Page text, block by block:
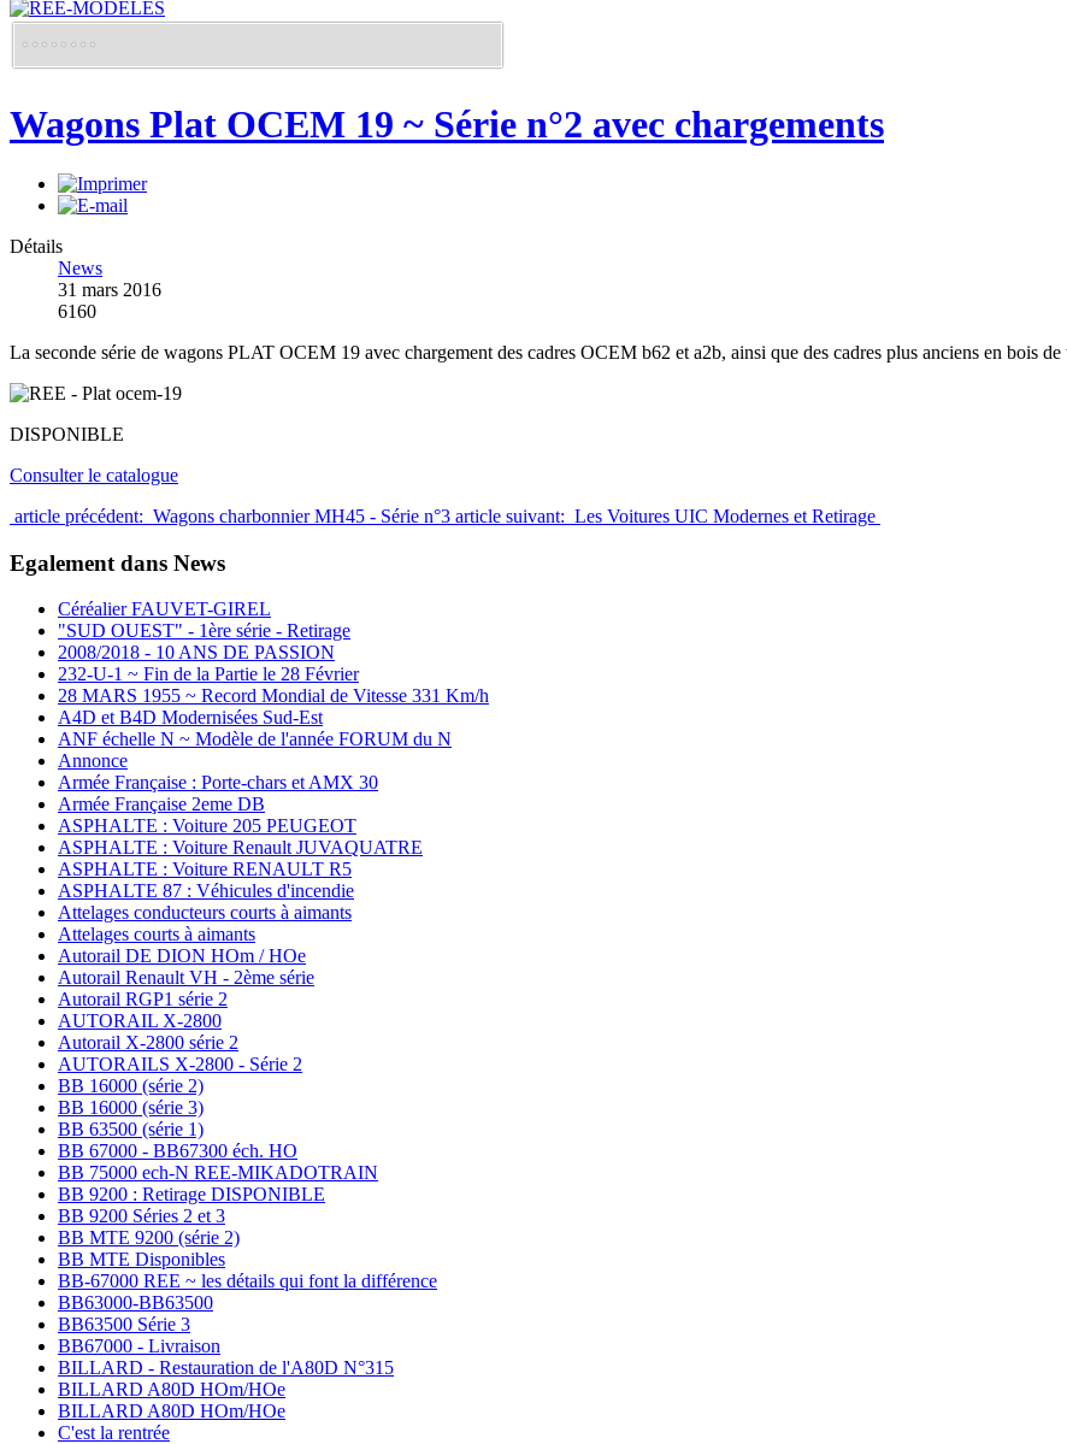
Wagons Plat OCEM 19 ~ Série n°2 avec chargements
Détails
News
31 mars 2016
6160
La seconde série de wagons PLAT OCEM 19 avec chargement des cadres OCEM b62 et a2b, ainsi que des cadres plus anciens en bois
DISPONIBLE
Consulter le catalogue
article précédent: Wagons charbonnier MH45 - Série n°3 article suivant: Les Voitures UIC Modernes et Retirage
Egalement dans News
Céréalier FAUVET-GIREL
"SUD OUEST" - 1ère série - Retirage
2008/2018 - 10 ANS DE PASSION
232-U-1 ~ Fin de la Partie le 28 Février
28 MARS 1955 ~ Record Mondial de Vitesse 331 Km/h
A4D et B4D Modernisées Sud-Est
ANF échelle N ~ Modèle de l'année FORUM du N
Annonce
Armée Française : Porte-chars et AMX 30
Armée Française 2eme DB
ASPHALTE : Voiture 205 PEUGEOT
ASPHALTE : Voiture Renault JUVAQUATRE
ASPHALTE : Voiture RENAULT R5
ASPHALTE 87 : Véhicules d'incendie
Attelages conducteurs courts à aimants
Attelages courts à aimants
Autorail DE DION HOm / HOe
Autorail Renault VH - 2ème série
Autorail RGP1 série 2
AUTORAIL X-2800
Autorail X-2800 série 2
AUTORAILS X-2800 - Série 2
BB 16000 (série 2)
BB 16000 (série 3)
BB 63500 (série 1)
BB 67000 - BB67300 éch. HO
BB 75000 ech-N REE-MIKADOTRAIN
BB 9200 : Retirage DISPONIBLE
BB 9200 Séries 2 et 3
BB MTE 9200 (série 2)
BB MTE Disponibles
BB-67000 REE ~ les détails qui font la différence
BB63000-BB63500
BB63500 Série 3
BB67000 - Livraison
BILLARD - Restauration de l'A80D N°315
BILLARD A80D HOm/HOe
BILLARD A80D HOm/HOe
C'est la rentrée